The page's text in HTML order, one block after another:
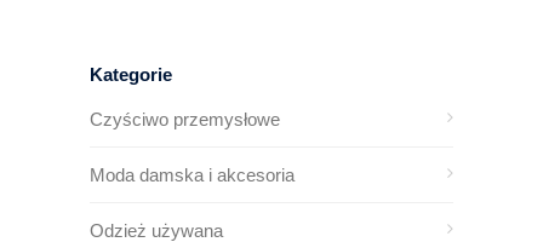
Kategorie
Czyściwo przemysłowe
Moda damska i akcesoria
Odzież używana